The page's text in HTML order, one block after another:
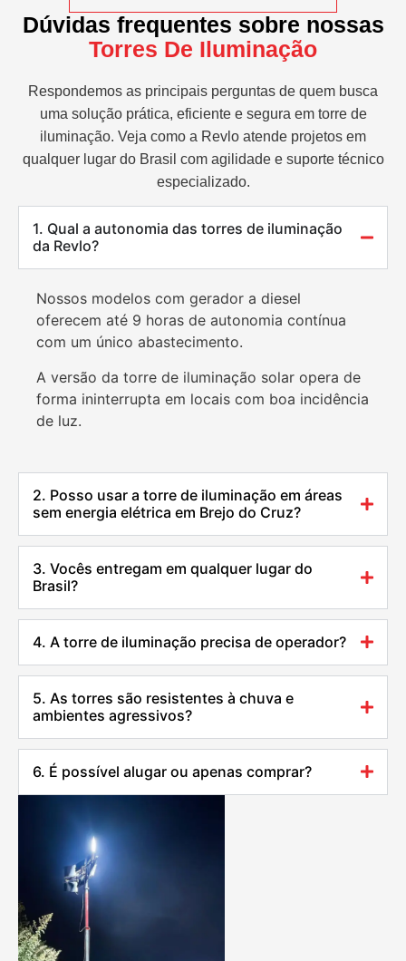
Dúvidas frequentes sobre nossas
Torres De Iluminação
Respondemos as principais perguntas de quem busca
uma solução prática, eficiente e segura em torre de
iluminação. Veja como a Revlo atende projetos em
qualquer lugar do Brasil com agilidade e suporte técnico
especializado.
1. Qual a autonomia das torres de iluminação
da Revlo?
Nossos modelos com gerador a diesel
oferecem até 9 horas de autonomia contínua
com um único abastecimento.
A versão da torre de iluminação solar opera de
forma ininterrupta em locais com boa incidência
de luz.
2. Posso usar a torre de iluminação em áreas
sem energia elétrica em Brejo do Cruz?
3. Vocês entregam em qualquer lugar do
Brasil?
4. A torre de iluminação precisa de operador?
5. As torres são resistentes à chuva e
ambientes agressivos?
6. É possível alugar ou apenas comprar?